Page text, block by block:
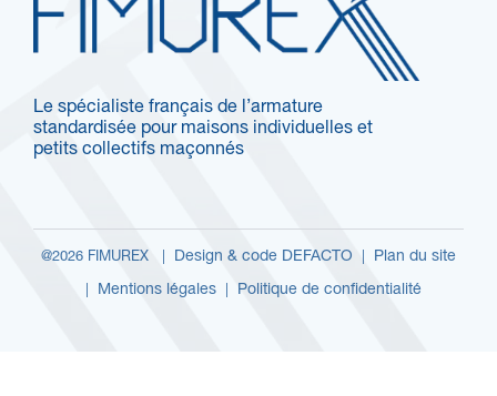
Le spécialiste français de l’armature
standardisée pour maisons individuelles et
petits collectifs maçonnés
@2026 FIMUREX | Design & code DEFACTO Plan du site
Mentions légales| Politique de confidentialité